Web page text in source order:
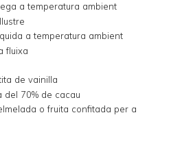
a temperatura ambient
a temperatura ambient
fluixa
de vainilla
del 70% de cacau
o fruita confitada per a